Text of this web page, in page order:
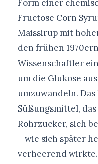
Form einer
Fructose Corn
Maissirup mit
den frühen
Wissenschaftler
um die Glukose
umzuwandeln.
Süßungsmittel,
Rohrzucker, sich
– wie sich später
verheerend wirkte.